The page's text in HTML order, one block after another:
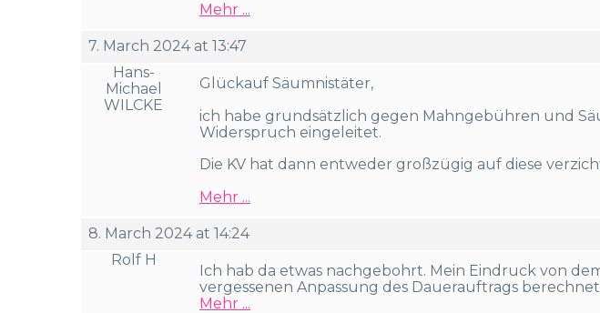
Mehr ...
7. March 2024 at 13:47
Hans-
Michael
WILCKE
Glückauf Säumnistäter,
ich habe grundsätzlich gegen Mahngebühren und
Widerspruch eingeleitet.
Die KV hat dann entweder großzügig auf diese
Mehr ...
8. March 2024 at 14:24
Rolf H
Ich hab da etwas nachgebohrt. Mein Eindruck von
vergessenen Anpassung des Dauerauftrags
Mehr ...